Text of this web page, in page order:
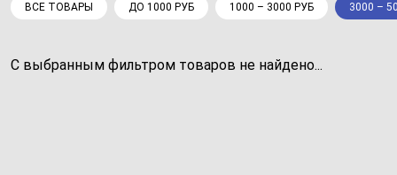
ВСЕ ТОВАРЫ ДО 1000 РУБ 1000 – 3000 РУБ 3000 –
С выбранным фильтром товаров не найдено...